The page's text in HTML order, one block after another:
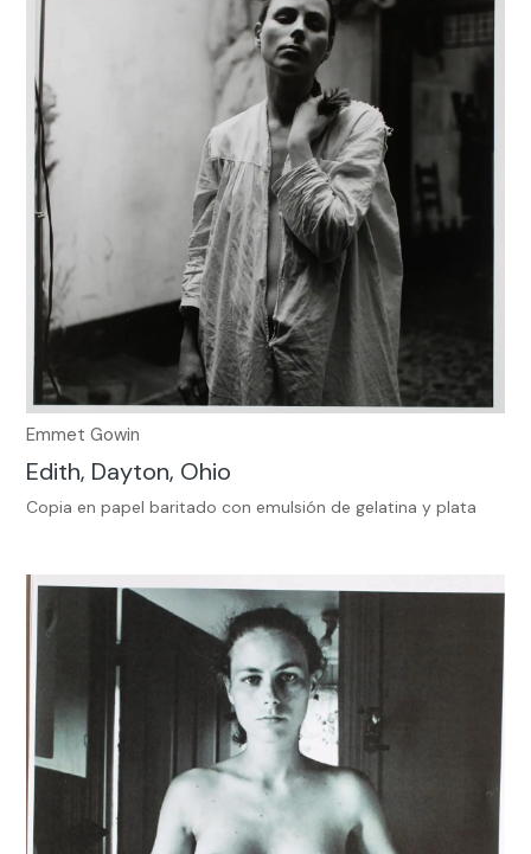
Emmet Gowin
Edith, Dayton, Ohio
Copia en papel baritado con emulsión de gelatina y plata